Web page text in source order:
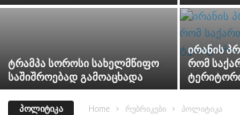
ტრამპა სოროსი სახელმწიფო
საშიშროებად გამოაცხადა
ირანის
რომ
ᲞᲝᲚᲘᲢᲘᲙᲐ Home რუბრიკები პოლიტიკა